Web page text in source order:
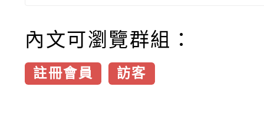
內文可瀏覽群組：
註冊會員 訪客